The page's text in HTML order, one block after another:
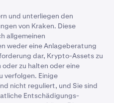
entfernt oder
dazu bei, die Ausgabe
und variiert je nach
Ethereum-Community
sie, was dazu führt,
Ethereum 2.0-Netzwerk-
einejährliche
und unterliegen den
von Kraken. Diese
allgemeinen
weder eine Anlageberatung
dar, Krypto-Assets zu
zu halten oder eine
verfolgen. Einige
nicht reguliert, und Sie sind
Entschädigungs-